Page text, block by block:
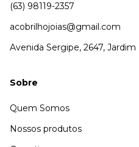
(63) 98119-2357
acobrilhojoias@gmail.com
Avenida Sergipe, 2647,
Sobre
Quem Somos
Nossos produtos